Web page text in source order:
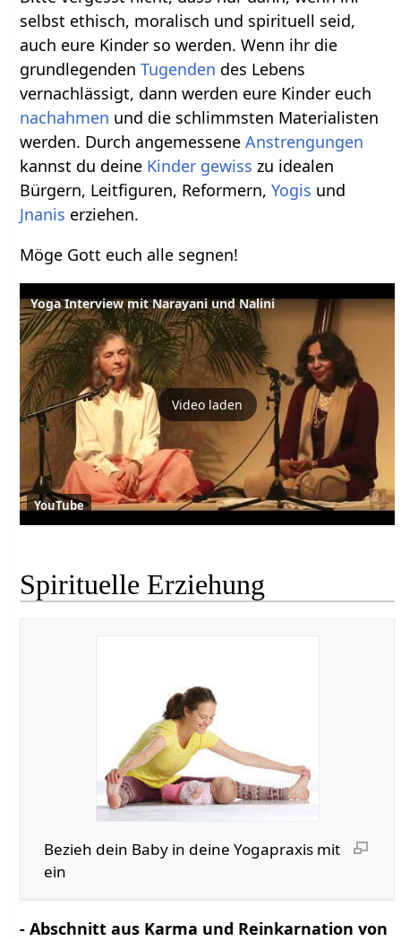
selbst ethisch, moralisch und spirituell seid,
auch eure Kinder so werden. Wenn ihr die
grundlegendenTugenden des Lebens
vernachlässigt, dann werden eure Kinder euch
nachahmen und die schlimmsten Materialisten
werden. Durch angemesseneAnstrengungen
kannst du deine Kinder gewiss zu idealen
Bürgern, Leitfiguren, Reformern,Yogis und
Jnanis erziehen.
Möge Gott euch alle segnen!
Yoga Interview mit Narayani und Nalini
Video laden
YouTube
Spirituelle Erziehung
Bezieh dein Baby in deine Yogapraxis mit
ein
- Abschnitt aus Karma und Reinkarnation von